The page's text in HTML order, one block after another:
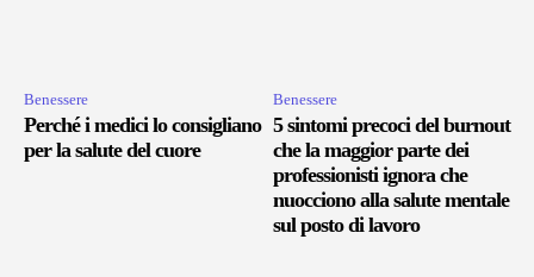
Benessere
Perché i medici lo consigliano
per la salute del cuore
Benessere
5 sintomi precoci del burnout
che la maggior parte dei
professionisti ignora che
nuocciono alla salute mentale
sul posto di lavoro